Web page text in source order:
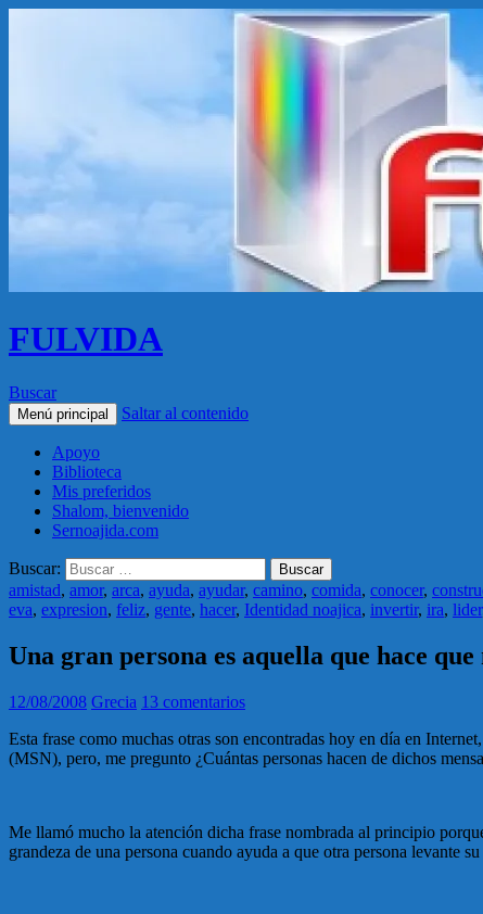
FULVIDA
Buscar
Menú principal Saltar al contenido
Apoyo
Biblioteca
Mis preferidos
Shalom, bienvenido
Sernoajida.com
Buscar:
amistad, amor, arca, ayuda, ayudar, camino, comida, conocer,
eva, expresion, feliz, gente, hacer, Identidad noajica, invertir, ira, lider
Una gran persona es aquella que hace
12/08/2008 Grecia 13 comentarios
Esta frase como muchas otras son encontradas hoy en día en
(MSN), pero, me pregunto ¿Cuántas personas hacen de dichos
Me llamó mucho la atención dicha frase nombrada al principio
grandeza de una persona cuando ayuda a que otra persona levante